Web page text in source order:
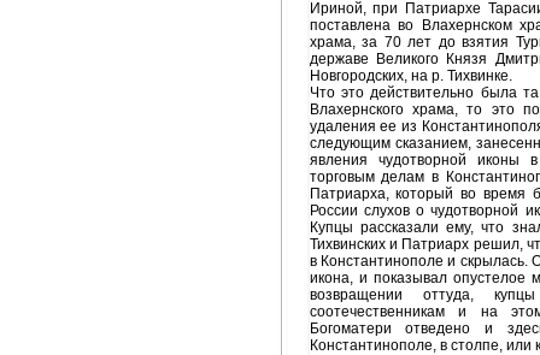
Ириной, при Патриархе
поставлена во Влахернском
храма, за 70 лет до взятия
державе Великого Князя
Новгородских, на р. Тихвинке.
Что это действительно была
Влахернского храма, то это
удаления ее из
следующим сказанием,
явления чудотворной иконы
торговым делам в
Патриарха, который во время
России слухов о чудотворной
Купцы рассказали ему, что
Тихвинских и Патриарх решил,
в Константинополе и скрылась.
икона, и показывал опустелое
возвращении оттуда,
соотечественникам и на
Богоматери отведено и
Константинополе, в столпе, или